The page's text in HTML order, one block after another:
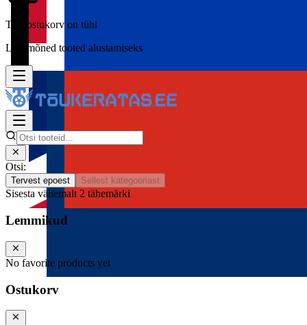
Teie ostukorv on tühi
Lisa mõned tooted alustamiseks
Otsi:
Tervest epoest Sellest kategooriast
Sisesta vähemalt 2 tähemärki
Lemmikud
No favorite products yet
Ostukorv